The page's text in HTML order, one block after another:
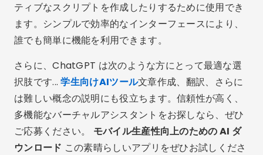
ティブなスクリプトを作成したりするために使用でき
ます。シンプルで効率的なインターフェースにより、
誰でも簡単に機能を利用できます。
さらに、ChatGPT は次のような方にとって最適な選
択肢です...学生向けAIツール文章作成、翻訳、さらに
は難しい概念の説明にも役立ちます。信頼性が高く、
多機能なバーチャルアシスタントをお探しなら、ぜひ
ご応募ください。 モバイル生産性向上のための AI ダ
ウンロード この素晴らしいアプリをぜひお試しくださ